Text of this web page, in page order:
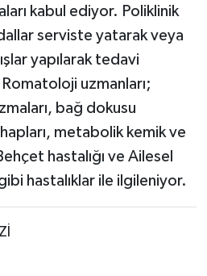
kabul ediyor. Poliklinik
serviste yatarak veya
yapılarak tedavi
uzmanları;
bağ dokusu
metabolik kemik ve
hastalığı ve Ailesel
hastalıklar ile ilgileniyor.